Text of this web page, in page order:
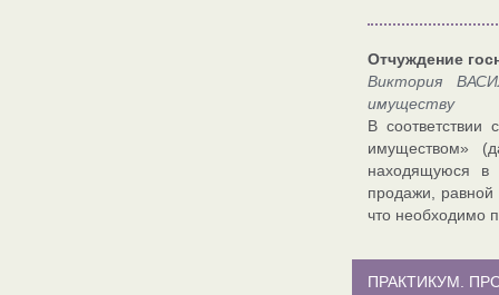
Отчуждение
Виктория
имуществу
В
имуществом»
находящуюся в
продажи, равной
что необходимо
ПРАКТИКУМ.